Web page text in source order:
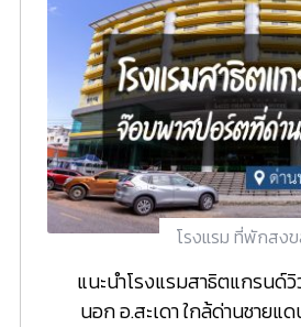
โรงแรม ที่พักสงข
แนะนำโรงแรมสาธิตแกรนด์
นอก อ.สะเดา ใกล้ด่านชายแ